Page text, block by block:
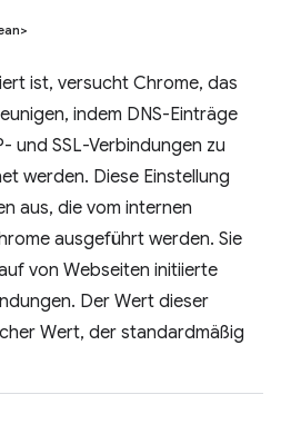
ist, versucht Chrome, das
indem DNS-Einträge
und SSL-Verbindungen zu
werden. Diese Einstellung
aus, die vom internen
ausgeführt werden. Sie
von Webseiten initiierte
Der Wert dieser
Wert, der standardmäßig